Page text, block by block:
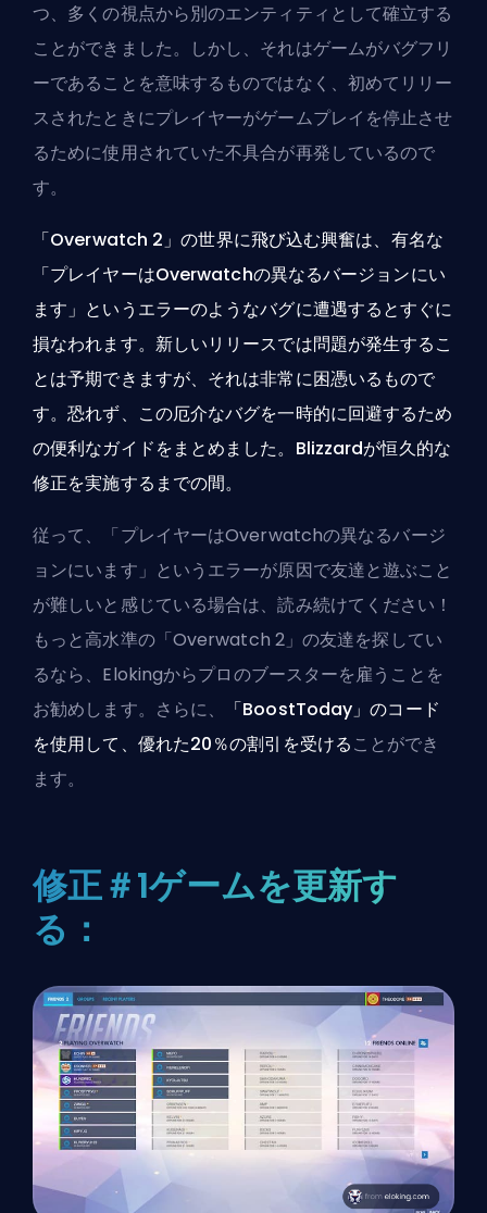
つ、多くの視点から別のエンティティとして確立する
ことができました。しかし、それはゲームがバグフリ
ーであることを意味するものではなく、初めてリリー
スされたときにプレイヤーがゲームプレイを停止させ
るために使用されていた不具合が再発しているので
す。
「Overwatch 2」の世界に飛び込む興奮は、有名な
「プレイヤーはOverwatchの異なるバージョンにい
ます」というエラーのようなバグに遭遇するとすぐに
損なわれます。新しいリリースでは問題が発生するこ
とは予期できますが、それは非常に困憑いるもので
す。恐れず、この厄介なバグを一時的に回避するため
の便利なガイドをまとめました。Blizzardが恒久的な
修正を実施するまでの間。
従って、「プレイヤーはOverwatchの異なるバージ
ョンにいます」というエラーが原因で友達と遊ぶこと
が難しいと感じている場合は、読み続けてください！
もっと高水準の「Overwatch 2」の友達を探してい
るなら、 Elokingからプロのブースターを雇う ことを
お勧めします。さらに、
「BoostToday」のコード
を使用して、優れた20％の割引を受けることができ
ます。
修正＃1ゲームを更新す
る：